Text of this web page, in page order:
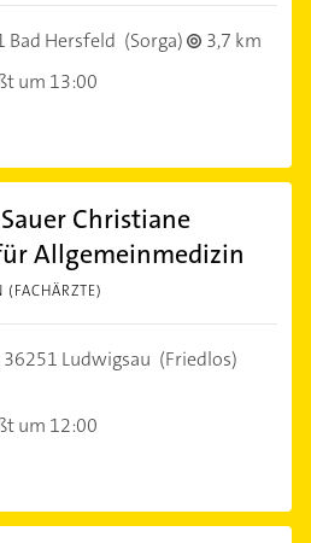
Bad Hersfeld (Sorga)
3,7 km
um 13:00
Christiane
Allgemeinmedizin
36251 Ludwigsau (Friedlos)
um 12:00